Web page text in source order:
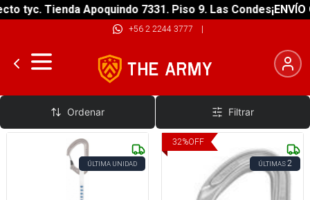
tyc. Tienda Apoquindo 7331. Piso 9. Las Condes¡ENVÍO
+56 2 2244 3777 |
Gatillo Alambre
Ordenar Filtrar
ÚLTIMA UNIDAD
32%OFF
ÚLTIMAS2